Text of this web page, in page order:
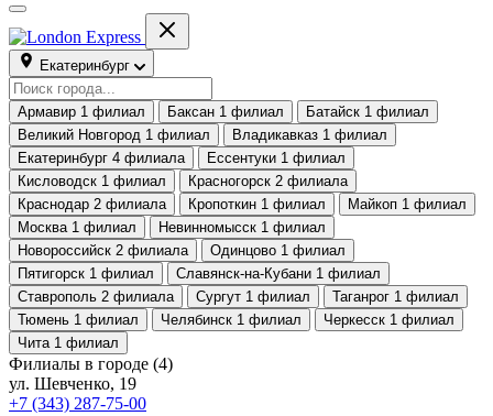
Екатеринбург
Армавир 1 филиал Баксан 1 филиал Батайск 1 филиал
Великий Новгород 1 филиал Владикавказ 1 филиал
Екатеринбург 4 филиала Ессентуки 1 филиал
Кисловодск 1 филиал Красногорск 2 филиала
Краснодар 2 филиала Кропоткин 1 филиал Майкоп 1 филиал
Москва 1 филиал Невинномысск 1 филиал
Новороссийск 2 филиала Одинцово 1 филиал
Пятигорск 1 филиал Славянск-на-Кубани 1 филиал
Ставрополь 2 филиала Сургут 1 филиал Таганрог 1 филиал
Тюмень 1 филиал Челябинск 1 филиал Черкесск 1 филиал
Чита 1 филиал
Филиалы в городе (4)
ул. Шевченко, 19
+7 (343) 287-75-00